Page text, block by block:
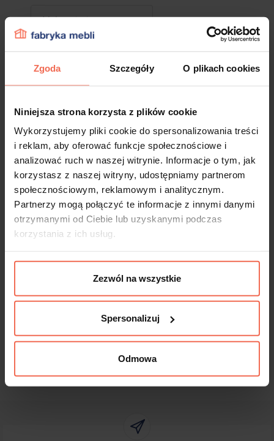
Zgoda Szczegóły O plikach cookies
Niniejsza strona korzysta z plików cookie
Wykorzystujemy pliki cookie do spersonalizowania treści
i reklam, aby oferować funkcje społecznościowe i
analizować ruch w naszej witrynie. Informacje o tym, jak
korzystasz z naszej witryny, udostępniamy partnerom
społecznościowym, reklamowym i analitycznym.
Partnerzy mogą połączyć te informacje z innymi danymi
otrzymanymi od Ciebie lub uzyskanymi podczas
korzystania z ich usług.
Zezwól na wszystkie
Spersonalizuj
Odmowa
DODAJ DO KOSZYKA
Próbki są produktem na zamówienie.
Produkty te nie podlegają zwrotom.